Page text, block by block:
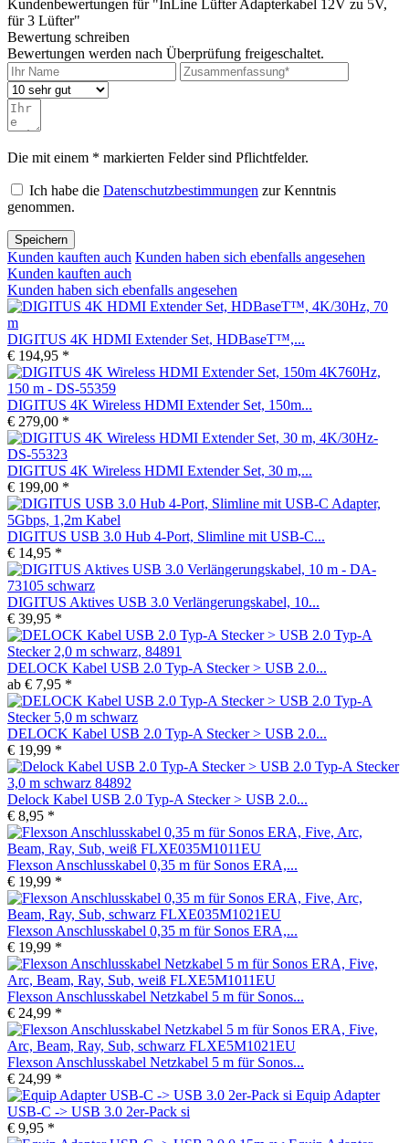
Kundenbewertungen für "InLine Lüfter Adapterkabel 12V zu 5V,
für 3 Lüfter"
Bewertung schreiben
Bewertungen werden nach Überprüfung freigeschaltet.
Die mit einem * markierten Felder sind Pflichtfelder.
Ich habe die Datenschutzbestimmungen zur Kenntnis
genommen.
Speichern
Kunden kauften auch Kunden haben sich ebenfalls angesehen
Kunden kauften auch
Kunden haben sich ebenfalls angesehen
DIGITUS 4K HDMI Extender Set, HDBaseT™,...
€ 194,95 *
DIGITUS 4K Wireless HDMI Extender Set, 150m...
€ 279,00 *
DIGITUS 4K Wireless HDMI Extender Set, 30 m,...
€ 199,00 *
DIGITUS USB 3.0 Hub 4-Port, Slimline mit USB-C...
€ 14,95 *
DIGITUS Aktives USB 3.0 Verlängerungskabel, 10...
€ 39,95 *
DELOCK Kabel USB 2.0 Typ-A Stecker > USB 2.0...
ab € 7,95 *
DELOCK Kabel USB 2.0 Typ-A Stecker > USB 2.0...
€ 19,99 *
Delock Kabel USB 2.0 Typ-A Stecker > USB 2.0...
€ 8,95 *
Flexson Anschlusskabel 0,35 m für Sonos ERA,...
€ 19,99 *
Flexson Anschlusskabel 0,35 m für Sonos ERA,...
€ 19,99 *
Flexson Anschlusskabel Netzkabel 5 m für Sonos...
€ 24,99 *
Flexson Anschlusskabel Netzkabel 5 m für Sonos...
€ 24,99 *
Equip Adapter
USB-C -> USB 3.0 2er-Pack si
€ 9,95 *